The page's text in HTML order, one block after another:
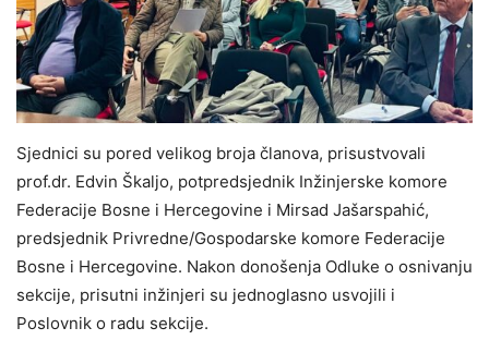
Sjednici su pored velikog broja članova, prisustvovali
prof.dr. Edvin Škaljo, potpredsjednik Inžinjerske komore
Federacije Bosne i Hercegovine i Mirsad Jašarspahić,
predsjednik Privredne/Gospodarske komore Federacije
Bosne i Hercegovine. Nakon donošenja Odluke o osnivanju
sekcije, prisutni inžinjeri su jednoglasno usvojili i
Poslovnik o radu sekcije.